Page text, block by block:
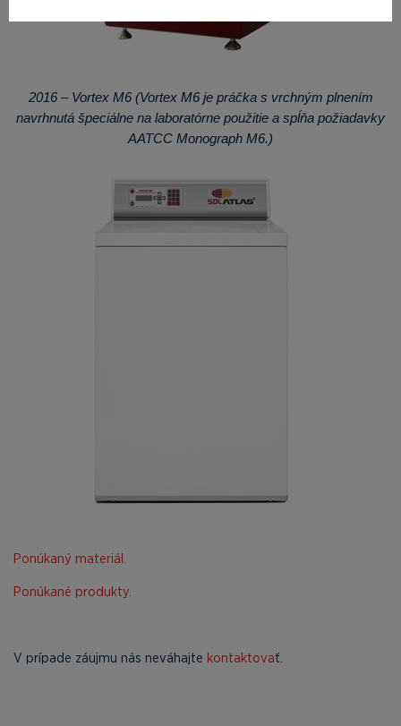
2016 – Vortex M6 (Vortex M6 je práčka s vrchným plnením
navrhnutá špeciálne na laboratórne použitie a spĺňa požiadavky
AATCC Monograph M6.)
Ponúkaný materiál.
Ponúkané produkty.
V prípade záujmu nás neváhajte kontaktovať.